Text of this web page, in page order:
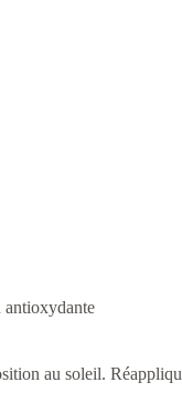
antioxydante
au soleil.